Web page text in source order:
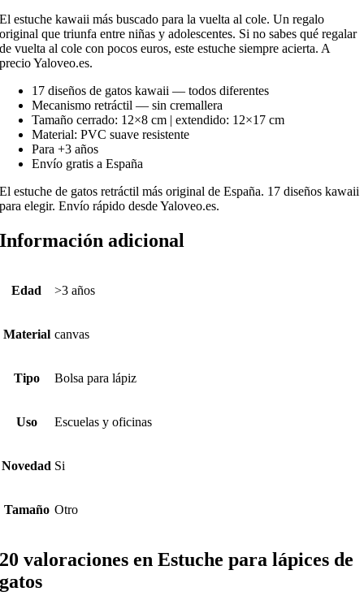
El estuche kawaii más buscado para la vuelta al cole. Un regalo
original que triunfa entre niñas y adolescentes. Si no sabes qué regalar
de vuelta al cole con pocos euros, este estuche siempre acierta. A
precio Yaloveo.es.
17 diseños de gatos kawaii — todos diferentes
Mecanismo retráctil — sin cremallera
Tamaño cerrado: 12×8 cm | extendido: 12×17 cm
Material: PVC suave resistente
Para +3 años
Envío gratis a España
El estuche de gatos retráctil más original de España. 17 diseños kawaii
para elegir. Envío rápido desde Yaloveo.es.
Información adicional
Edad >3 años
Material canvas
Tipo Bolsa para lápiz
Uso Escuelas y oficinas
Novedad Si
Tamaño Otro
20 valoraciones enEstuche para lápices de
gatos